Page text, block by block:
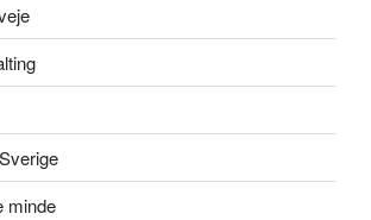
minde